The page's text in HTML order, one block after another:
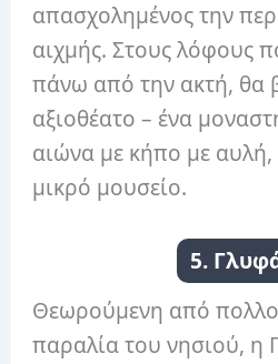
απασχολημένος την
αιχμής. Στους λόφους
πάνω από την ακτή, θα
αξιοθέατο – ένα
αιώνα με κήπο με αυλή,
μικρό μουσείο.
5.
Θεωρούμενη από
παραλία του νησιού, η